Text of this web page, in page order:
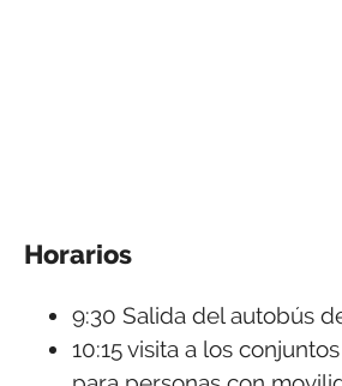
Horarios
9:30 Salida del autobús
10:15 visita a los